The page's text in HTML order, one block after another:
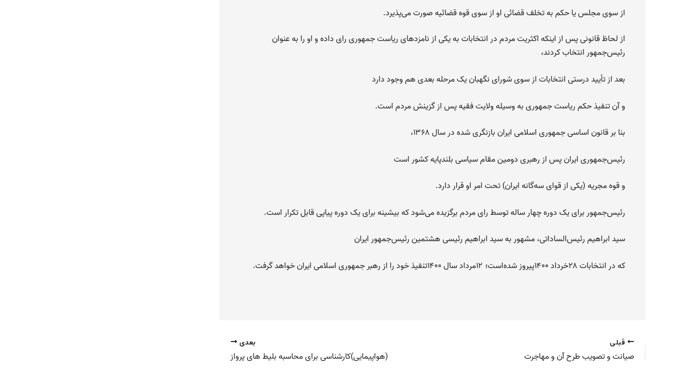
از سوی مجلس یا حکم به تخلف قضائی او از سوی قوه قضائیه صورت می‌پذیرد.
از لحاظ قانونی پس از اینکه اکثریت مردم در انتخابات به یکی از نامزدهای ریاست جمهوری رای داده و او را به عنوان
رئیس‌جمهور انتخاب کردند،
بعد از تأیید درستی انتخابات از سوی شورای نگهبان یک مرحله بعدی هم وجود دارد
و آن تنفیذ حکم ریاست جمهوری به وسیله ولایت فقیه پس از گزینش مردم است.
بنا بر قانون اساسی جمهوری اسلامی ایران بازنگری شده در سال ۱۳۶۸،
رئیس‌جمهوری ایران پس از رهبری دومین مقام سیاسی بلندپایه کشور است
و قوه مجریه (یکی از قوای سه‌گانه ایران) تحت امر او قرار دارد.
رئیس‌جمهور برای یک دوره چهار ساله توسط رای مردم برگزیده می‌شود که بیشینه برای یک دوره پیاپی قابل تکرار است.
سید ابراهیم رئیس‌الساداتی، مشهور به سید ابراهیم رئیسی هشتمین رئیس‌جمهور ایران
که در انتخابات ۲۸خرداد ۱۴۰۰پیروز شده‌است؛ ۱۲مرداد سال ۱۴۰۰تنفیذ خود را از رهبر جمهوری اسلامی ایران خواهد گرفت.
قبلی
صیانت و تصویب طرح آن و مهاجرت
بعدی
(هواپیمایی)کارشناسی برای محاسبه بلیط های پرواز